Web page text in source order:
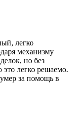
легко
механизму
но без
легко решаемо.
за помощь в